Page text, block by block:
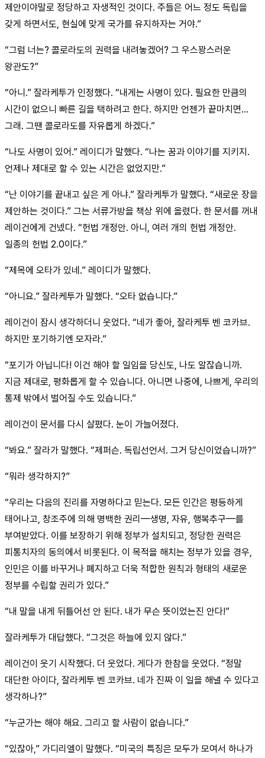
제안이야말로 정당하고 자생적인 것이다. 주들은 어느 정도 독립을
갖게 하면서도, 현실에 맞게 국가를 유지하자는 거야.”
“그럼 너는? 콜로라도의 권력을 내려놓겠어? 그 우스꽝스러운
왕관도?”
“아니.” 잘라케투가 인정했다. “내게는 사명이 있다. 필요한 만큼의
시간이 없으니 빠른 길을 택하려고 한다. 하지만 언젠가 끝마치면...
그래. 그땐 콜로라도를 자유롭게 하겠다.”
“나도 사명이 있어.” 레이디가 말했다. “나는 꿈과 이야기를 지키지.
언제나 제대로 할 수 있는 시간은 없었지만.”
“난 이야기를 끝내고 싶은 게 아냐.” 잘라케투가 말했다. “새로운 장을
제안하는 것이다.” 그는 서류가방을 책상 위에 올렸다. 한 문서를 꺼내
레이건에게 건넸다. “헌법 개정안. 아니, 여러 개의 헌법 개정안.
일종의 헌법 2.0이다.”
“제목에 오타가 있네.” 레이디가 말했다.
“아니요.” 잘라케투가 말했다. “오타 없습니다.”
레이건이 잠시 생각하더니 웃었다. “네가 좋아, 잘라케투 벤 코카브.
하지만 포기하기엔 모자라.”
“포기가 아닙니다! 이건 해야 할 일임을 당신도, 나도 알잖습니까.
지금 제대로, 평화롭게 할 수 있습니다. 아니면 나중에, 나쁘게, 우리의
통제 밖에서 벌어질 수도 있습니다.”
레이건이 문서를 다시 살폈다. 눈이 가늘어졌다.
“봐요.” 잘라가 말했다. “제퍼슨. 독립선언서. 그거 당신이었습니까?”
“뭐라 생각하지?”
“우리는 다음의 진리를 자명하다고 믿는다. 모든 인간은 평등하게
태어나고, 창조주에 의해 명백한 권리—생명, 자유, 행복추구—를
부여받았다. 이를 보장하기 위해 정부가 설치되고, 정당한 권력은
피통치자의 동의에서 비롯된다. 이 목적을 해치는 정부가 있을 경우,
인민은 이를 바꾸거나 폐지하고 더욱 적합한 원칙과 형태의 새로운
정부를 수립할 권리가 있다.”
“내 말을 내게 뒤틀어선 안 된다. 내가 무슨 뜻이었는진 안다!”
잘라케투가 대답했다. “그것은 하늘에 있지 않다.”
레이건이 웃기 시작했다. 더 웃었다. 게다가 한참을 웃었다. “정말
대단한 아이다, 잘라케투 벤 코카브. 네가 진짜 이 일을 해낼 수 있다고
생각하나?”
“누군가는 해야 해요. 그리고 할 사람이 없습니다.”
“있잖아,” 가디리엘이 말했다. “미국의 특징은 모두가 모여서 하나가